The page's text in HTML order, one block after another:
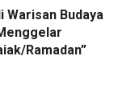
Warisan Budaya
Ramadan”